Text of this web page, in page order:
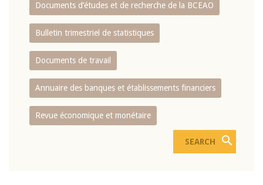
Documents d’études et de recherche de la BCEAO
Bulletin trimestriel de statistiques
Documents de travail
Annuaire des banques et établissements financiers
Revue économique et monétaire